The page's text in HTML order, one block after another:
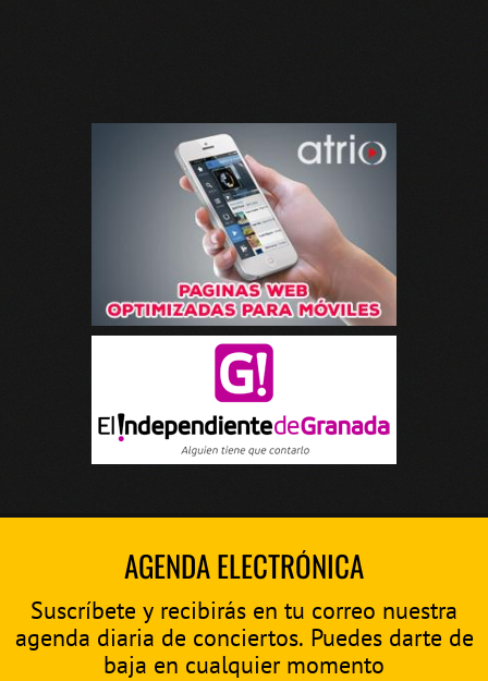
AGENDA ELECTRÓNICA
Suscríbete y recibirás en tu correo nuestra
agenda diaria de conciertos. Puedes darte de
baja en cualquier momento